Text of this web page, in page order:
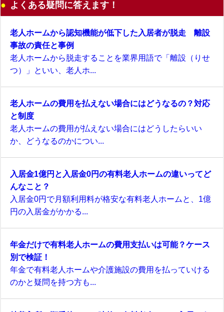
よくある疑問に答えます！
老人ホームから認知機能が低下した入居者が脱走 離設
事故の責任と事例
老人ホームから脱走することを業界用語で「離設（りせ
つ）」といい、老人ホ...
老人ホームの費用を払えない場合にはどうなるの？対応
と制度
老人ホームの費用が払えない場合にはどうしたらいい
か、どうなるのかについ...
入居金1億円と入居金0円の有料老人ホームの違いってど
んなこと？
入居金0円で月額利用料が格安な有料老人ホームと、1億
円の入居金がかかる...
年金だけで有料老人ホームの費用支払いは可能？ケース
別で検証！
年金で有料老人ホームや介護施設の費用を払っていける
のかと疑問を持つ方も...